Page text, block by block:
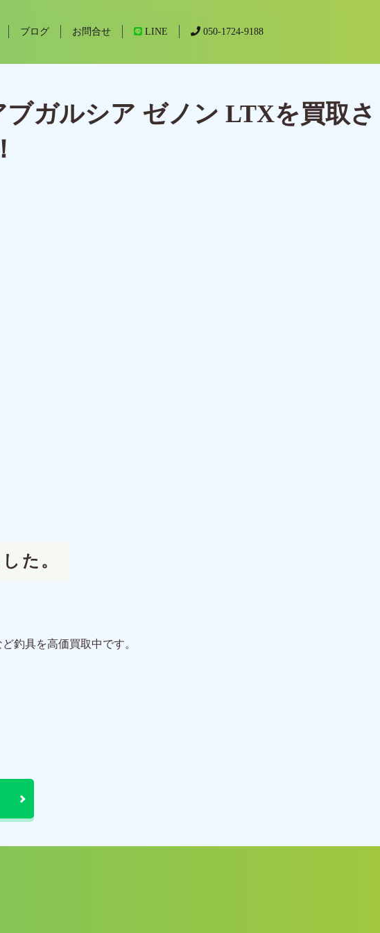
ブログ お問合せ LINE 050-1724-9188
ガルシア ゼノン LTXを買取さ
た。
釣具を高価買取中です。